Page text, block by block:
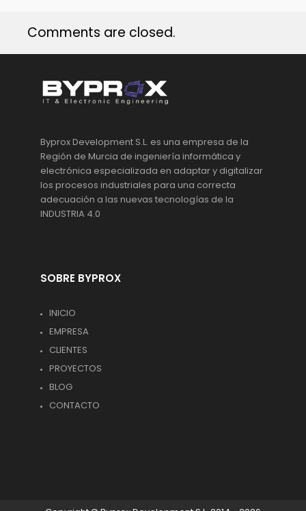
Comments are closed.
Byprox Development S.L. es una empresa de la
Región de Murcia de ingeniería informática y
electrónica especializada en adaptar y digitalizar
los procesos industriales para una correcta
adecuación a las nuevas tecnologías de la
INDUSTRIA 4.0
SOBRE BYPROX
INICIO
EMPRESA
CLIENTES
PROYECTOS
BLOG
CONTACTO